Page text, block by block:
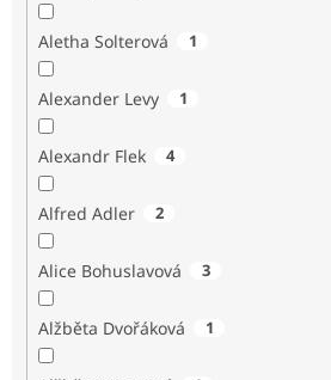
Aletha Solterová 1
Alexander Levy 1
Alexandr Flek 4
Alfred Adler 2
Alice Bohuslavová 3
Alžběta Dvořáková 1